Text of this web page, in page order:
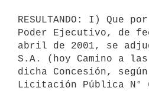
RESULTANDO: I) Que
Poder Ejecutivo, de
abril de 2001, se
S.A. (hoy Camino a
dicha Concesión,
Licitación Pública N°